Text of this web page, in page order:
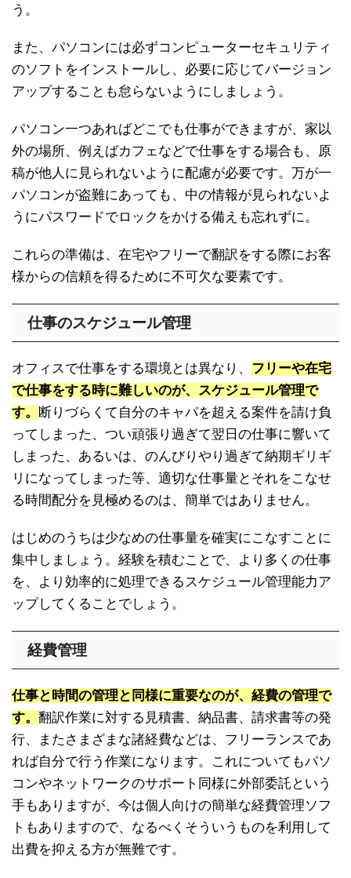
う。
また、パソコンには必ずコンピューターセキュリティ
のソフトをインストールし、必要に応じてバージョン
アップすることも怠らないようにしましょう。
パソコン一つあればどこでも仕事ができますが、家以
外の場所、例えばカフェなどで仕事をする場合も、原
稿が他人に見られないように配慮が必要です。万が一
パソコンが盗難にあっても、中の情報が見られないよ
うにパスワードでロックをかける備えも忘れずに。
これらの準備は、在宅やフリーで翻訳をする際にお客
様からの信頼を得るために不可欠な要素です。
仕事のスケジュール管理
オフィスで仕事をする環境とは異なり、 フリーや在宅
で仕事をする時に難しいのが、スケジュール管理で
す。
断りづらくて自分のキャパを超える案件を請け負
ってしまった、つい頑張り過ぎて翌日の仕事に響いて
しまった、あるいは、のんびりやり過ぎて納期ギリギ
リになってしまった等、適切な仕事量とそれをこなせ
る時間配分を見極めるのは、簡単ではありません。
はじめのうちは少なめの仕事量を確実にこなすことに
集中しましょう。経験を積むことで、より多くの仕事
を、より効率的に処理できるスケジュール管理能力ア
ップしてくることでしょう。
経費管理
仕事と時間の管理と同様に重要なのが、経費の管理で
す。 翻訳作業に対する見積書、納品書、請求書等の発
行、またさまざまな諸経費などは、フリーランスであ
れば自分で行う作業になります。これについてもパソ
コンやネットワークのサポート同様に外部委託という
手もありますが、今は個人向けの簡単な経費管理ソフ
トもありますので、なるべくそういうものを利用して
出費を抑える方が無難です。